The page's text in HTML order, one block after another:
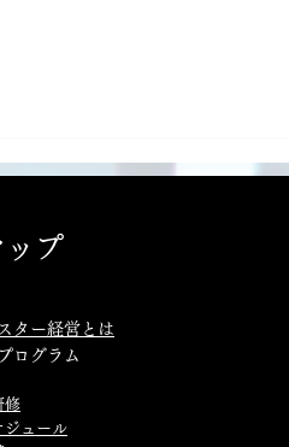
プ
ター経営とは
ログラム
修
ジュール